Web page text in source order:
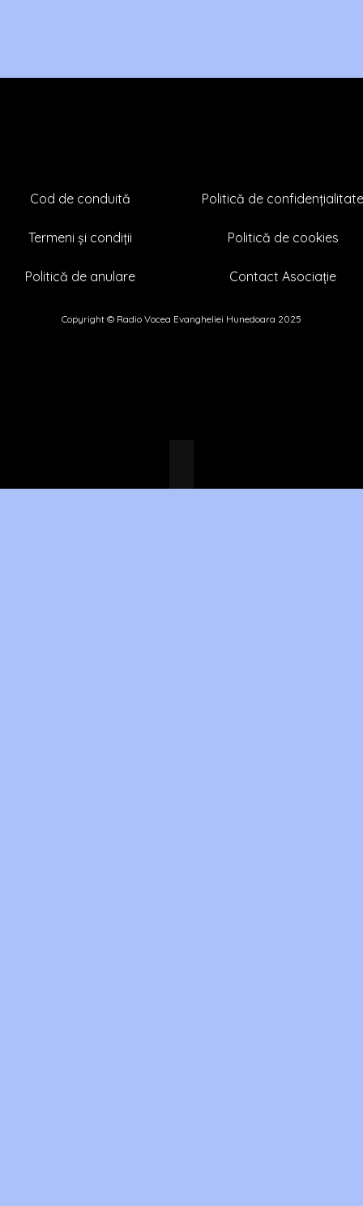
Cod de conduită Politică de
Termeni și condiții Politică de cookies
Politică de anulare Contact Asociație
Copyright © Radio Vocea Evangheliei Hunedoara 2025